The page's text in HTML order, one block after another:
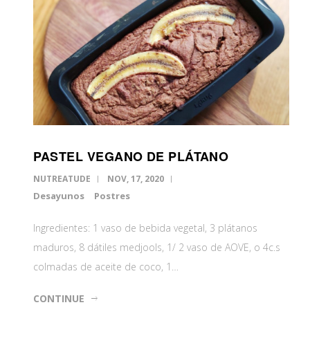
PASTEL VEGANO DE PLÁTANO
NUTREATUDE NOV, 17, 2020
Desayunos Postres
Ingredientes: 1 vaso de bebida vegetal, 3 plátanos
maduros, 8 dátiles medjools, 1/ 2 vaso de AOVE, o 4c.s
colmadas de aceite de coco, 1…
CONTINUE